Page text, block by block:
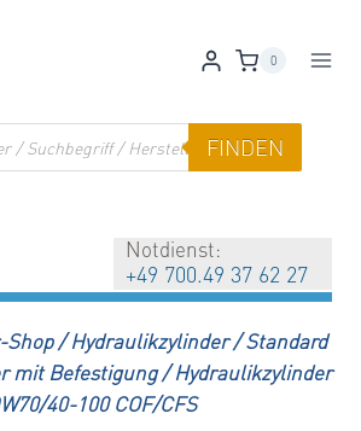
0
FINDEN
Notdienst:
+49 700.49 37 62 27
Shop / Hydraulikzylinder / Standard
mit Befestigung /Hydraulikzylinder
40-100 COF/CFS